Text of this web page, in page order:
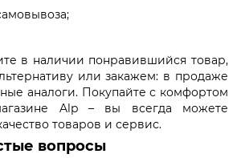
в наличии понравившийся товар,
или закажем: в продаже
аналоги. Покупайте с комфортом
Alp – вы всегда можете
товаров и сервис.
вопросы